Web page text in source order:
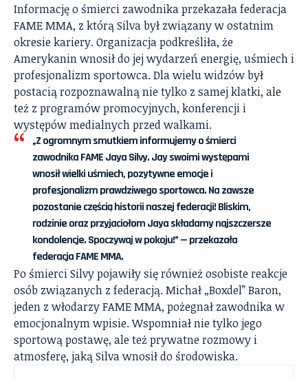
Informację o śmierci zawodnika przekazała federacja
FAME MMA, z którą Silva był związany w ostatnim
okresie kariery. Organizacja podkreśliła, że
Amerykanin wnosił do jej wydarzeń energię, uśmiech i
profesjonalizm sportowca. Dla wielu widzów był
postacią rozpoznawalną nie tylko z samej klatki, ale
też z programów promocyjnych, konferencji i
występów medialnych przed walkami.
„Z ogromnym smutkiem informujemy o śmierci
zawodnika FAME Jaya Silvy. Jay swoimi występami
wnosił wielki uśmiech, pozytywne emocje i
profesjonalizm prawdziwego sportowca. Na zawsze
pozostanie częścią historii naszej federacji! Bliskim,
rodzinie oraz przyjaciołom Jaya składamy najszczersze
kondolencje. Spoczywaj w pokoju!” — przekazała
federacja FAME MMA.
Po śmierci Silvy pojawiły się również osobiste reakcje
osób związanych z federacją. Michał „Boxdel” Baron,
jeden z włodarzy FAME MMA, pożegnał zawodnika w
emocjonalnym wpisie. Wspomniał nie tylko jego
sportową postawę, ale też prywatne rozmowy i
atmosferę, jaką Silva wnosił do środowiska.